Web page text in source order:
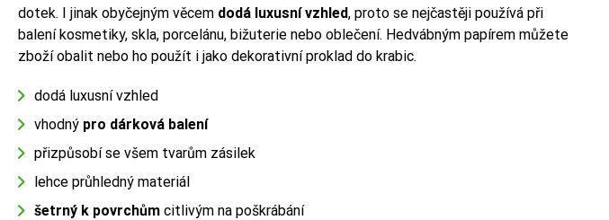
dotek. I jinak obyčejným věcem dodá luxusní vzhled, proto se nejčastěji používá při
balení kosmetiky, skla, porcelánu, bižuterie nebo oblečení. Hedvábným papírem můžete
zboží obalit nebo ho použít i jako dekorativní proklad do krabic.
dodá luxusní vzhled
vhodný pro dárková balení
přizpůsobí se všem tvarům zásilek
lehce průhledný materiál
šetrný k povrchům citlivým na poškrábání